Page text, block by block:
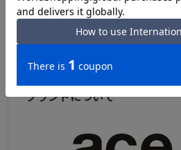
動にも使いやすい持ち手付きPCケ
ブランドについて